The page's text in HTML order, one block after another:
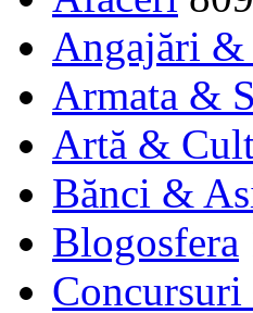
Angajări &
Armata &
Artă &
Bănci &
Blogosfera